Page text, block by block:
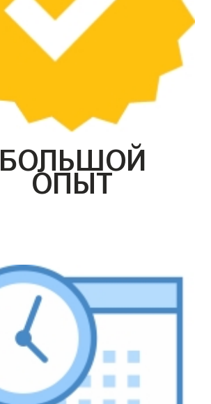
БОЛЬШОЙ
ОПЫТ